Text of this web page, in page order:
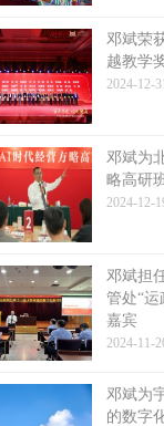
邓斌荣
越教学
2024-12-
邓斌为
略高研
2024-12-
邓斌担
管处“运
嘉宾
2024-11-
邓斌为
的数字